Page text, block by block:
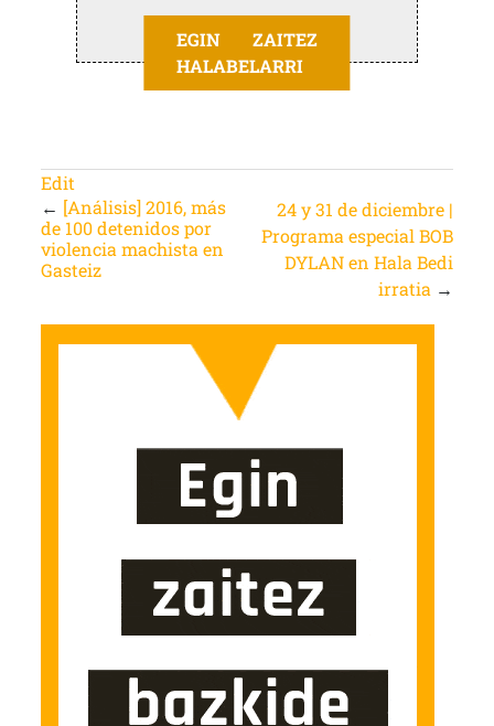
EGIN ZAITEZ
HALABELARRI
Edit
← [Análisis] 2016, más
de 100 detenidos por
violencia machista en
Gasteiz
24 y 31 de diciembre |
Programa especial BOB
DYLAN en Hala Bedi
irratia →